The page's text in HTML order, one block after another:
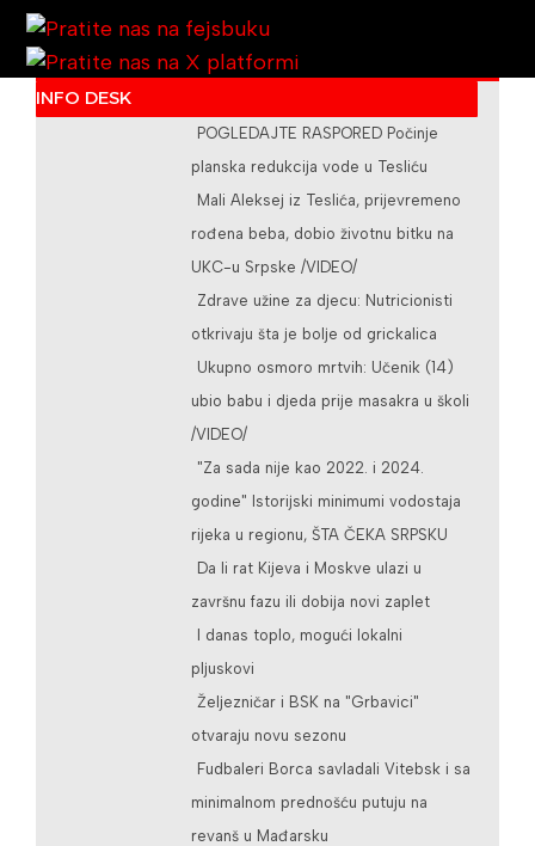
/teslicdanas@gmail.com
INFO DESK
POGLEDAJTE RASPORED Počinje
planska redukcija vode u Tesliću
Mali Aleksej iz Teslića, prijevremeno
rođena beba, dobio životnu bitku na
UKC-u Srpske /VIDEO/
Zdrave užine za djecu: Nutricionisti
otkrivaju šta je bolje od grickalica
Ukupno osmoro mrtvih: Učenik (14)
ubio babu i djeda prije masakra u školi
/VIDEO/
"Za sada nije kao 2022. i 2024.
godine" Istorijski minimumi vodostaja
rijeka u regionu, ŠTA ČEKA SRPSKU
Da li rat Kijeva i Moskve ulazi u
završnu fazu ili dobija novi zaplet
I danas toplo, mogući lokalni
pljuskovi
Željezničar i BSK na "Grbavici"
otvaraju novu sezonu
Fudbaleri Borca savladali Vitebsk i sa
minimalnom prednošću putuju na
revanš u Mađarsku